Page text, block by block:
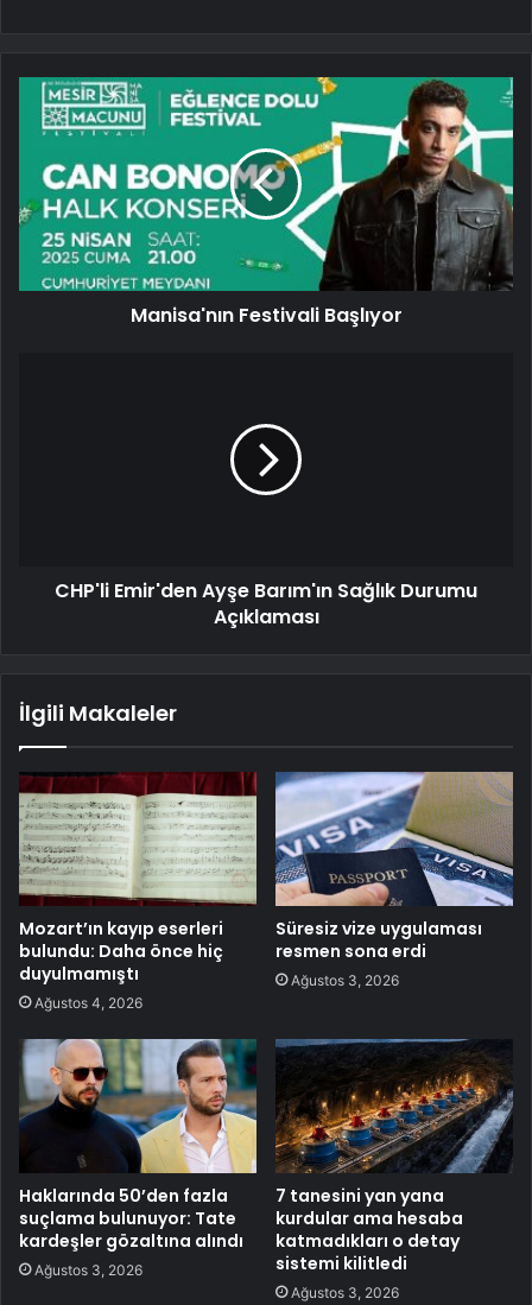
Manisa'nın Festivali Başlıyor
CHP'li Emir'den Ayşe Barım'ın Sağlık Durumu
Açıklaması
İlgili Makaleler
Mozart’ın kayıp eserleri
bulundu: Daha önce hiç
duyulmamıştı
Ağustos 4, 2026
Süresiz vize uygulaması
resmen sona erdi
Ağustos 3, 2026
Haklarında 50’den fazla
suçlama bulunuyor: Tate
kardeşler gözaltına alındı
Ağustos 3, 2026
7 tanesini yan yana
kurdular ama hesaba
katmadıkları o detay
sistemi kilitledi
Ağustos 3, 2026